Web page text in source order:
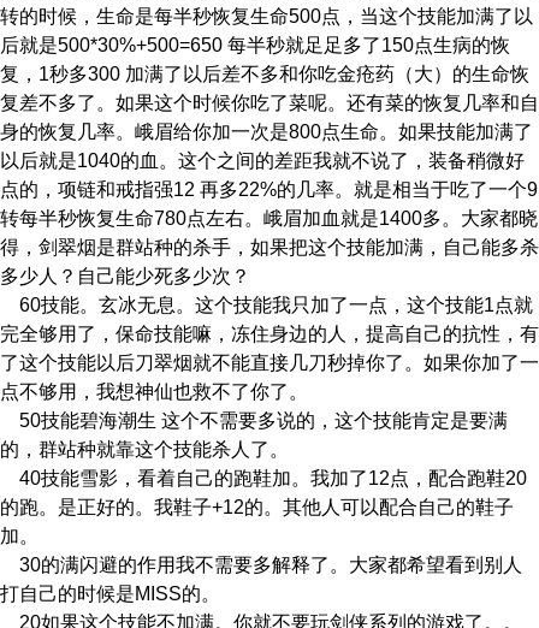
转的时候，生命是每半秒恢复生命500点，当这个技能加满了以
后就是500*30%+500=650 每半秒就足足多了150点生病的恢
复，1秒多300 加满了以后差不多和你吃金疮药（大）的生命恢
复差不多了。如果这个时候你吃了菜呢。还有菜的恢复几率和自
身的恢复几率。峨眉给你加一次是800点生命。如果技能加满了
以后就是1040的血。这个之间的差距我就不说了，装备稍微好
点的，项链和戒指强12 再多22%的几率。就是相当于吃了一个9
转每半秒恢复生命780点左右。峨眉加血就是1400多。大家都晓
得，剑翠烟是群站种的杀手，如果把这个技能加满，自己能多杀
多少人？自己能少死多少次？
60技能。玄冰无息。这个技能我只加了一点，这个技能1点就
完全够用了，保命技能嘛，冻住身边的人，提高自己的抗性，有
了这个技能以后刀翠烟就不能直接几刀秒掉你了。如果你加了一
点不够用，我想神仙也救不了你了。
50技能碧海潮生 这个不需要多说的，这个技能肯定是要满
的，群站种就靠这个技能杀人了。
40技能雪影，看着自己的跑鞋加。我加了12点，配合跑鞋20
的跑。是正好的。我鞋子+12的。其他人可以配合自己的鞋子
加。
30的满闪避的作用我不需要多解释了。大家都希望看到别人
打自己的时候是MISS的。
20如果这个技能不加满。你就不要玩剑侠系列的游戏了。。